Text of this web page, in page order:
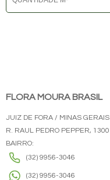
FLORA MOURA BRASIL
JUIZ DE FORA / MINAS GERAIS
R. RAUL PEDRO PEPPER, 1300
BAIRRO:
(32) 9956-3046
(32) 9956-3046